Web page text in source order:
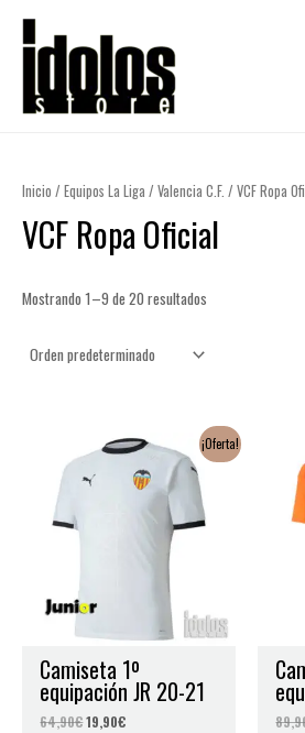
Inicio / Equipos La Liga / Valencia C.F. / VCF Ropa
VCF Ropa Oficial
Mostrando 1–9 de 20 resultados
¡Oferta!
Camiseta 1º
equipación JR 20-21
64,90€
precio
original
era:
19,90€
El
precio
actual
es:
19,90€.